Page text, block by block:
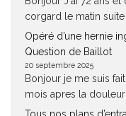
corgard le matin suite
Opéré d’une hernie
Question de Baillot
20 septembre 2025
Bonjour je me suis
mois apres la douleur